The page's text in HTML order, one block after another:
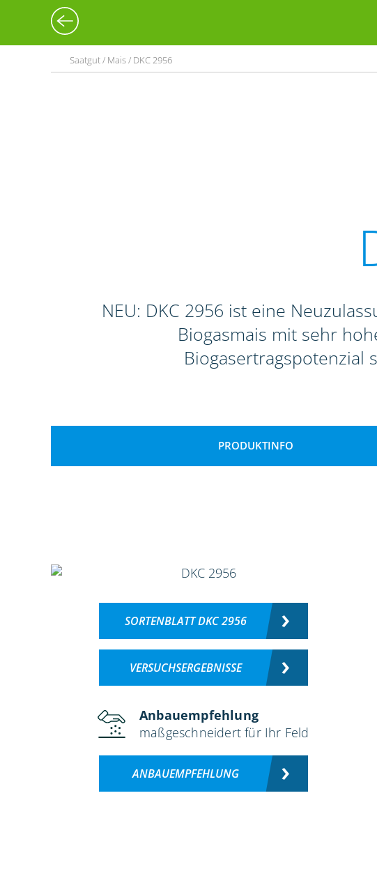
Saatgut / Mais / DKC 2956
NEU: DKC 2956 ist eine
Biogasmais mit sehr
Biogasertragspotenzial
PRODUKTINFO
SORTENBLATT DKC 2956
VERSUCHSERGEBNISSE
Anbauempfehlung
maßgeschneidert für Ihr Feld
ANBAUEMPFEHLUNG